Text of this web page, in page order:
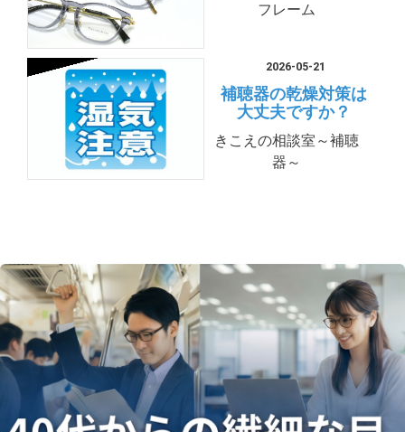
フレーム
2026-05-21
補聴器の乾燥対策は
大丈夫ですか？
きこえの相談室～補聴
器～